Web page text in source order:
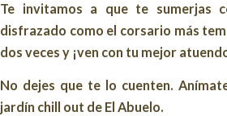
Te invitamos a que te sumerjas
disfrazado como el corsario más
dos veces y ¡ven con tu mejor
No dejes que te lo cuenten.
jardín chill out de El Abuelo.